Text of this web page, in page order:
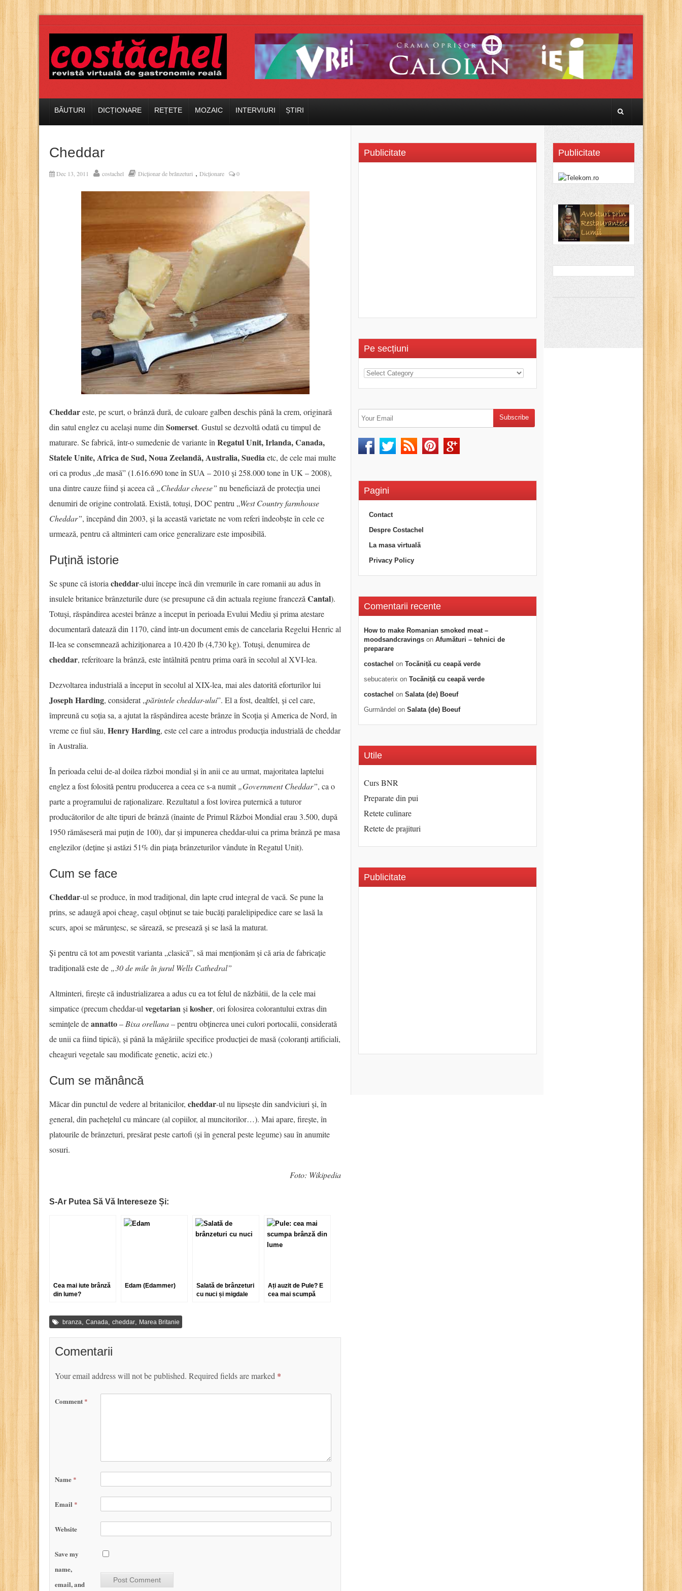
BĂUTURI DICȚIONARE REȚETE MOZAIC INTERVIURI ȘTIRI
Cheddar
Dec 13, 2011 costachel Dicționar de brânzeturi , Dicționare 0
Cheddareste, pe scurt, o brânză dură, de culoare galben deschis până la crem, originară
din satul englez cu același nume din Somerset. Gustul se dezvoltă odată cu timpul de
maturare. Se fabrică, într-o sumedenie de variante în Regatul Unit, Irlanda, Canada,
Statele Unite, Africa de Sud, Noua Zeelandă, Australia, Suediaetc, de cele mai multe
ori ca produs „de masă” (1.616.690 tone în SUA – 2010 și 258.000 tone în UK – 2008),
una dintre cauze fiind și aceea că „Cheddar cheese” nu beneficiază de protecția unei
denumiri de origine controlată. Există, totuși, DOC pentru „West Country farmhouse
Cheddar”, începând din 2003, și la această varietate ne vom referi îndeobște în cele ce
urmează, pentru că altminteri cam orice generalizare este imposibilă.
Puțină istorie
Se spune că istoria cheddar-ului începe încă din vremurile în care romanii au adus în
insulele britanice brânzeturile dure (se presupune că din actuala regiune franceză Cantal).
Totuși, răspândirea acestei brânze a început în perioada Evului Mediu și prima atestare
documentară datează din 1170, când într-un document emis de cancelaria Regelui Henric al
II-lea se consemnează achiziționarea a 10.420 lb (4,730 kg). Totuși, denumirea de
cheddar, referitoare la brânză, este întâlnită pentru prima oară în secolul al XVI-lea.
Dezvoltarea industrială a început în secolul al XIX-lea, mai ales datorită eforturilor lui
Joseph Harding, considerat „părintele cheddar-ului”. El a fost, dealtfel, și cel care,
împreună cu soția sa, a ajutat la răspândirea aceste brânze în Scoția și America de Nord, în
vreme ce fiul său, Henry Harding, este cel care a introdus producția industrială de cheddar
în Australia.
În perioada celui de-al doilea război mondial și în anii ce au urmat, majoritatea laptelui
englez a fost folosită pentru producerea a ceea ce s-a numit„Government Cheddar”, ca o
parte a programului de raționalizare. Rezultatul a fost lovirea puternică a tuturor
producătorilor de alte tipuri de brânză (înainte de Primul Război Mondial erau 3.500, după
1950 rămăseseră mai puțin de 100), dar și impunerea cheddar-ului ca prima brânză pe masa
englezilor (deține și astăzi 51% din piața brânzeturilor vândute în Regatul Unit).
Cum se face
Cheddar-ul se produce, în mod tradițional, din lapte crud integral de vacă. Se pune la
prins, se adaugă apoi cheag, cașul obținut se taie bucăți paralelipipedice care se lasă la
scurs, apoi se mărunțesc, se sărează, se presează și se lasă la maturat.
Și pentru că tot am povestit varianta „clasică”, să mai menționăm și că aria de fabricație
tradițională este de „30 de mile în jurul Wells Cathedral”
Altminteri, firește că industrializarea a adus cu ea tot felul de năzbâtii, de la cele mai
simpatice (precum cheddar-ul vegetarianși kosher, ori folosirea colorantului extras din
semințele deannatto– Bixa orellana –pentru obținerea unei culori portocalii, considerată
de unii ca fiind tipică), și până la măgăriile specifice producției de masă (coloranți artificiali,
cheaguri vegetale sau modificate genetic, acizi etc.)
Cum se mănâncă
Măcar din punctul de vedere al britanicilor, cheddar-ul nu lipsește din sandviciuri și, în
general, din pachețelul cu mâncare (al copiilor, al muncitorilor…). Mai apare, firește, în
platourile de brânzeturi, presărat peste cartofi (și în general peste legume) sau în anumite
sosuri.
Foto: Wikipedia
S-Ar Putea Să Vă Intereseze Și:
Cea mai iute brânză
din lume?
Edam (Edammer)
Salată de brânzeturi
cu nuci și migdale
Ați auzit de Pule? E
cea mai scumpă
branza, Canada, cheddar, Marea Britanie
Comentarii
Your email address will not be published. Required fields are marked *
Comment *
Name *
Email *
Website
Save my
name,
email, and
Publicitate
Pe secțiuni
Pagini
Contact
Despre Costachel
La masa virtuală
Privacy Policy
Comentarii recente
How to make Romanian smoked meat –
moodsandcravings on Afumături – tehnici de
preparare
costachel on Tocăniță cu ceapă verde
sebucaterix on Tocăniță cu ceapă verde
costachel on Salata (de) Boeuf
Gurmăndel on Salata (de) Boeuf
Utile
Curs BNR
Preparate din pui
Retete culinare
Retete de prajituri
Publicitate
Publicitate